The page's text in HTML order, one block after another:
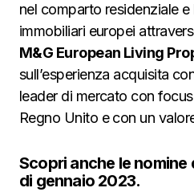
nel comparto residenziale
immobiliari europei
M&G European Living
sull’esperienza acquisita
leader di mercato con
Regno Unito e con un
Scopri anche le
di gennaio 2023.